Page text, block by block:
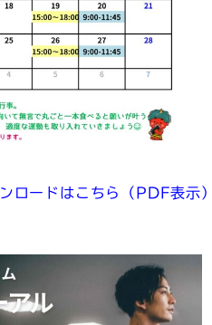
ロードはこちら（PDF表示